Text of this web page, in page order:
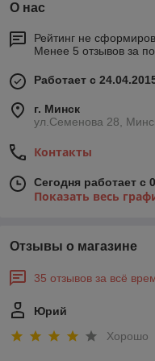
О нас
Рейтинг не
Менее 5 отзывов за
Работает с
г. Минск
ул.Семенова 28,
Контакты
Сегодня работает с
Показать весь
Отзывы о магазине
35 отзывов за всё
Юрий
Хорошо